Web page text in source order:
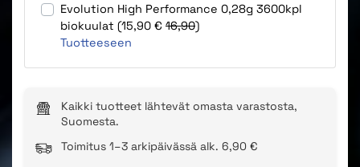
Evolution High Performance 0,28g 3600kpl
biokuulat (15,90 € 16,90)
Tuotteeseen
Kaikki tuotteet lähtevät omasta varastosta,
Suomesta.
Toimitus 1–3 arkipäivässä alk. 6,90 €